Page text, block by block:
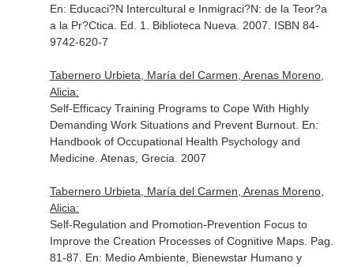
En: Educaci?N Intercultural e Inmigraci?N: de la Teor?a
a la Pr?Ctica . Ed. 1. Biblioteca Nueva. 2007. ISBN 84-
9742-620-7
Tabernero Urbieta, María del Carmen, Arenas Moreno,
Alicia:
Self-Efficacy Training Programs to Cope With Highly
Demanding Work Situations and Prevent Burnout. En:
Handbook of Occupational Health Psychology and
Medicine. Atenas, Grecia. 2007
Tabernero Urbieta, María del Carmen, Arenas Moreno,
Alicia:
Self-Regulation and Promotion-Prevention Focus to
Improve the Creation Processes of Cognitive Maps. Pag.
81-87. En: Medio Ambiente, Bienewstar Humano y